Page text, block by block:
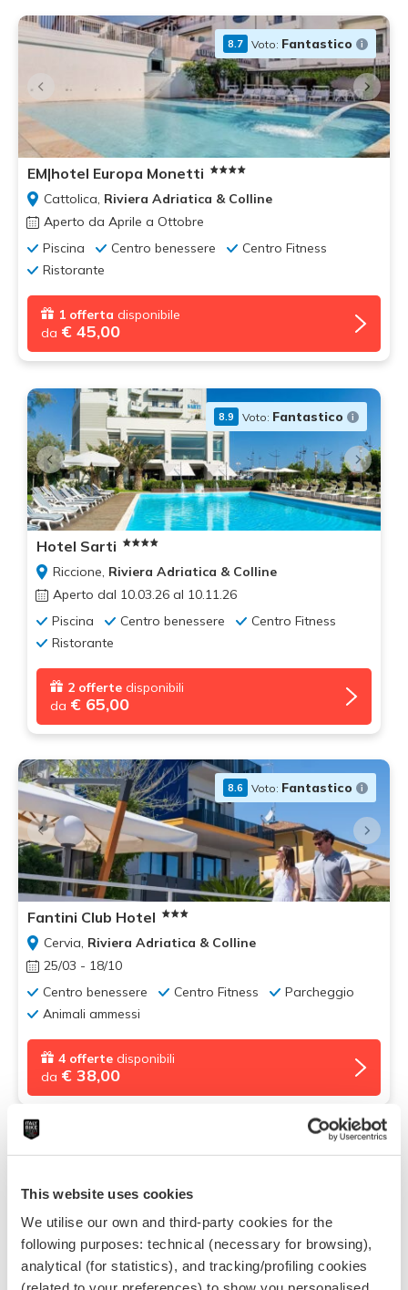
This website uses cookies
We utilise our own and third-party cookies for the
following purposes: technical (necessary for browsing),
analytical (for statistics), and tracking/profiling cookies
8.7 Voto: Fantastico
EM|hotel Europa Monetti
Cattolica, Riviera Adriatica & Colline
Aperto da Aprile a Ottobre
Piscina
Centro benessere
Centro Fitness
Ristorante
1 offerta disponibile
da € 45,00
8.9 Voto: Fantastico
Hotel Sarti
Riccione, Riviera Adriatica & Colline
Aperto dal 10.03.26 al 10.11.26
Piscina
Centro benessere
Centro Fitness
Ristorante
2 offerte disponibili
da € 65,00
8.6 Voto: Fantastico
Fantini Club Hotel
Cervia, Riviera Adriatica & Colline
25/03 - 18/10
Centro benessere
Centro Fitness
Parcheggio
Animali ammessi
4 offerte disponibili
da € 38,00
Voto:Fantastico